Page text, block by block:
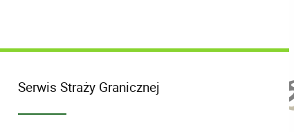
Serwis Straży Granicznej